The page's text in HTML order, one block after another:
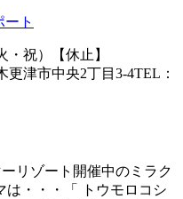
ト
・祝）【休止】
津市中央2丁目3-4TEL：
リゾート開催中のミラク
は・・・「 トウモロコシ